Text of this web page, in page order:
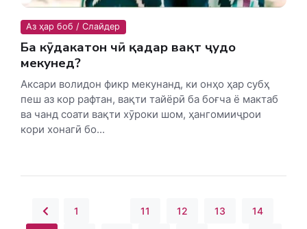
Аз ҳар боб / Слайдер
Ба кӯдакатон чӣ қадар вақт ҷудо
мекунед?
Аксари волидон фикр мекунанд, ки онҳо ҳар субҳ
пеш аз кор рафтан, вақти тайёрӣ ба боғча ё мактаб
ва чанд соати вақти хӯроки шом, ҳангомииҷрои
кори хонагӣ бо...
1 11 12 13 14